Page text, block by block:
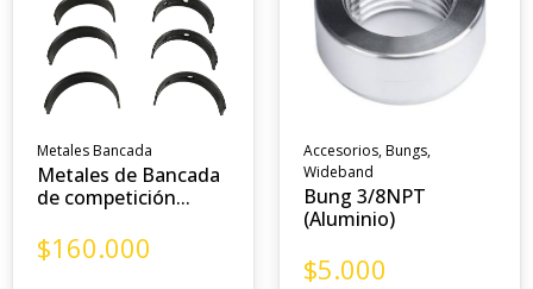
Metales Bancada
Metales de Bancada
de competición...
$160.000
Accesorios,Bungs,
Wideband
Bung 3/8NPT
(Aluminio)
$5.000